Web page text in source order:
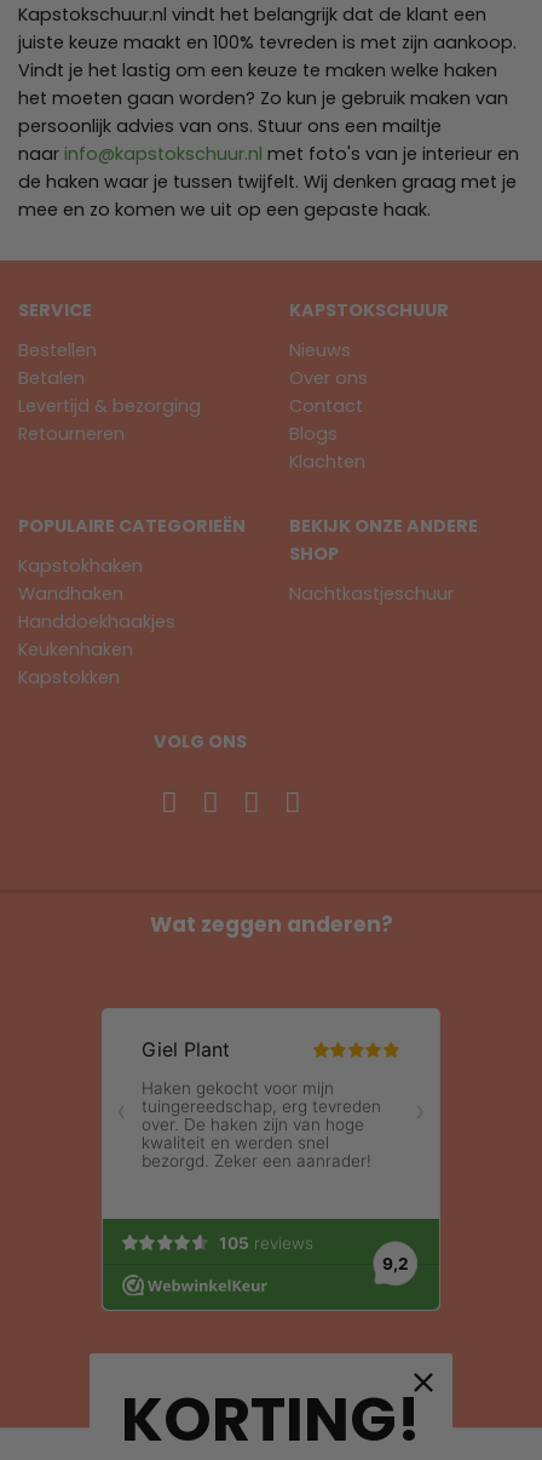
Kapstokschuur.nl vindt het belangrijk dat de klant een
juiste keuze maakt en 100% tevreden is met zijn aankoop.
Vindt je het lastig om een keuze te maken welke haken
het moeten gaan worden? Zo kun je gebruik maken van
persoonlijk advies van ons. Stuur ons een mailtje
naar info@kapstokschuur.nl met foto's van je interieur en
de haken waar je tussen twijfelt. Wij denken graag met je
mee en zo komen we uit op een gepaste haak.
SERVICE
Bestellen
Betalen
Levertijd & bezorging
Retourneren
KAPSTOKSCHUUR
Nieuws
Over ons
Contact
Blogs
Klachten
POPULAIRE CATEGORIEËN
Kapstokhaken
Wandhaken
Handdoekhaakjes
Keukenhaken
Kapstokken
BEKIJK ONZE ANDERE
SHOP
Nachtkastjeschuur
VOLG ONS
Wat zeggen anderen?
KORTING!